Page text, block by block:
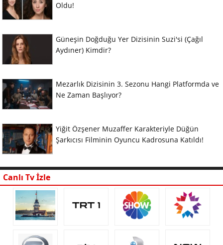
Oldu!
Güneşin Doğduğu Yer Dizisinin Suzi'si (Çağıl
Aydıner) Kimdir?
Mezarlık Dizisinin 3. Sezonu Hangi Platformda ve
Ne Zaman Başlıyor?
Yiğit Özşener Muzaffer Karakteriyle Düğün
Şarkıcısı Filminin Oyuncu Kadrosuna Katıldı!
Canlı Tv İzle